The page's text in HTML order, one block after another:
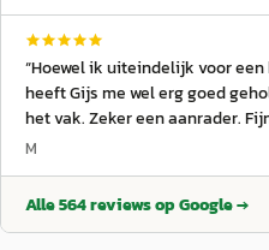
auto, hopelijk nooit nodig
netjes vd partij maar ga daar
fijne ervaring om een auto te
vaak doet. En hoe ze hem
prachtig vonden we het. Aan
Veghel, Ga vooral zo door
“Hoewel ik uiteindelijk voor
heeft Gijs me wel erg goed
het vak. Zeker een aanrader.
meedenkende verkoper.
M
Alle564reviews op Google →